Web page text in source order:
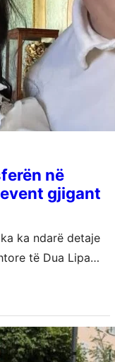
në
event gjigant
ka ndarë detaje
të Dua Lipa